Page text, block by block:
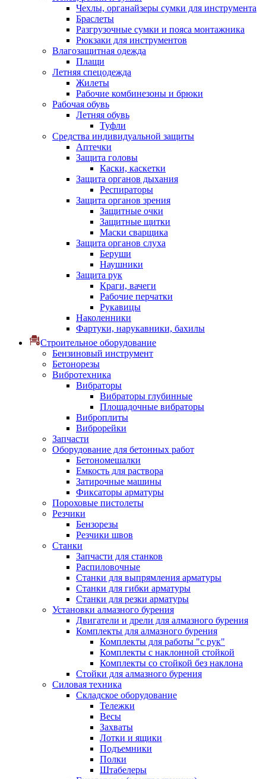
Чехлы, органайзеры сумки для инструмента
Браслеты
Разгрузочные сумки и пояса монтажника
Рюкзаки для инструментов
Влагозащитная одежда
Плащи
Летняя спецодежда
Жилеты
Рабочие комбинезоны и брюки
Рабочая обувь
Летняя обувь
Туфли
Средства индивидуальной защиты
Аптечки
Защита головы
Каски, каскетки
Защита органов дыхания
Респираторы
Защита органов зрения
Защитные очки
Защитные щитки
Маски сварщика
Защита органов слуха
Беруши
Наушники
Защита рук
Краги, вачеги
Рабочие перчатки
Рукавицы
Наколенники
Фартуки, нарукавники, бахилы
Строительное оборудование
Бензиновый инструмент
Бетонорезы
Вибротехника
Вибраторы
Вибраторы глубинные
Площадочные вибраторы
Виброплиты
Виброрейки
Запчасти
Оборудование для бетонных работ
Бетономешалки
Емкость для раствора
Затирочные машины
Фиксаторы арматуры
Пороховые пистолеты
Резчики
Бензорезы
Резчики швов
Станки
Запчасти для станков
Распиловочные
Станки для выпрямления арматуры
Станки для гибки арматуры
Станки для резки арматуры
Установки алмазного бурения
Двигатели и дрели для алмазного бурения
Комплекты для алмазного бурения
Комплекты для работы "с рук"
Комплекты с наклонной стойкой
Комплекты со стойкой без наклона
Стойки для алмазного бурения
Силовая техника
Складское оборудование
Тележки
Весы
Захваты
Лотки и ящики
Подъемники
Полки
Штабелеры